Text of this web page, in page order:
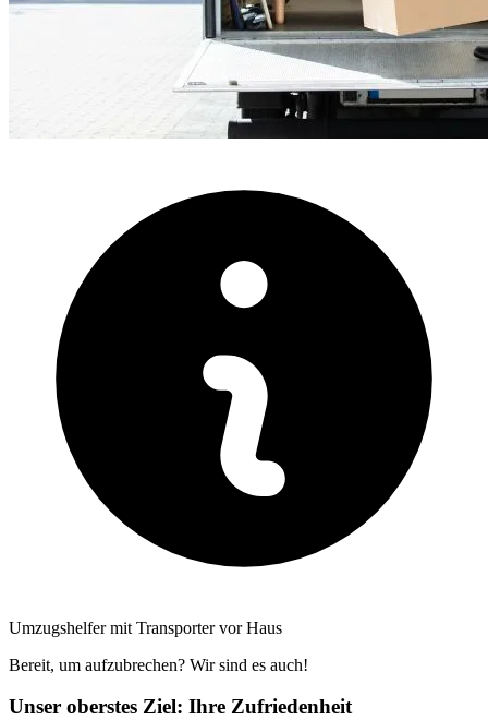
Umzugshelfer mit Transporter vor Haus
Bereit, um aufzubrechen? Wir sind es auch!
Unser oberstes Ziel: Ihre Zufriedenheit